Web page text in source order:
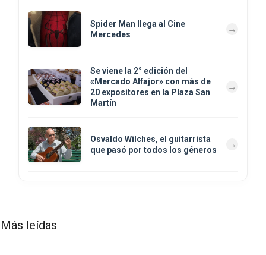
Spider Man llega al Cine
Mercedes
Se viene la 2° edición del
«Mercado Alfajor» con más de
20 expositores en la Plaza San
Martín
Osvaldo Wilches, el guitarrista
que pasó por todos los géneros
Más leídas